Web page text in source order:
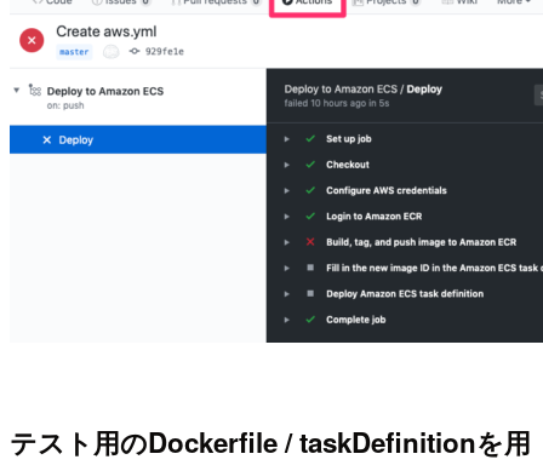
テスト用のDockerfile / taskDefinitionを用